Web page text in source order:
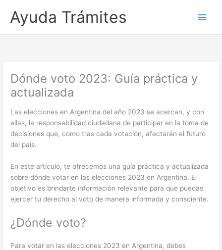
Ayuda Trámites
Dónde voto 2023: Guía práctica y
actualizada
Las elecciones en Argentina del año 2023 se acercan, y con
ellas, la responsabilidad ciudadana de participar en la toma de
decisiones que, como tras cada votación, afectarán el futuro
del país.
En este artículo, te ofrecemos una guía práctica y actualizada
sobre dónde votar en las elecciones 2023 en Argentina. El
objetivo es brindarte información relevante para que puedas
ejercer tu derecho al voto de manera informada y consciente.
¿Dónde voto?
Para votar en las elecciones 2023 en Argentina, debes